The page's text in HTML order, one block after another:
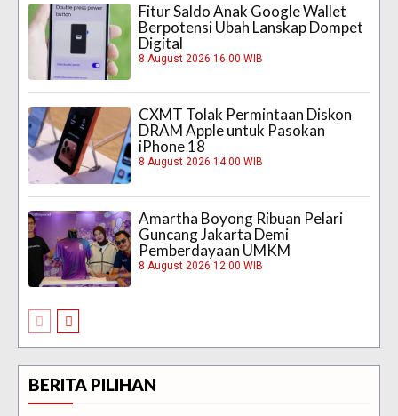
Fitur Saldo Anak Google Wallet
Berpotensi Ubah Lanskap Dompet
Digital
8 August 2026 16:00 WIB
CXMT Tolak Permintaan Diskon
DRAM Apple untuk Pasokan
iPhone 18
8 August 2026 14:00 WIB
Amartha Boyong Ribuan Pelari
Guncang Jakarta Demi
Pemberdayaan UMKM
8 August 2026 12:00 WIB
BERITA PILIHAN